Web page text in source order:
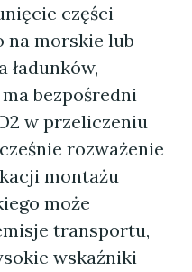
części
na morskie lub
ładunków,
bezpośredni
w przeliczeniu
rozważenie
montażu
może
transportu,
wskaźniki